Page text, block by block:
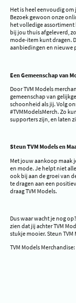
Het is heel eenvoudig
Bezoek gewoon onze
het volledige
bij jou thuis afgeleverd,
mode-item kunt dragen.
aanbiedingen en nieuwe
Een Gemeenschap van
Door TVM Models
gemeenschap van
schoonheid als jij. Volg
#TVMModelsMerch. Zo
supporters zijn, en laten
Steun TVM Models en
Met jouw aankoop maak
en mode. Je helpt niet
ook bij aan de groei van
te dragen aan een
draag TVM Models.
Dus waar wacht je nog
zien dat jij achter TVM
stukje mooier. Steun
TVM Models